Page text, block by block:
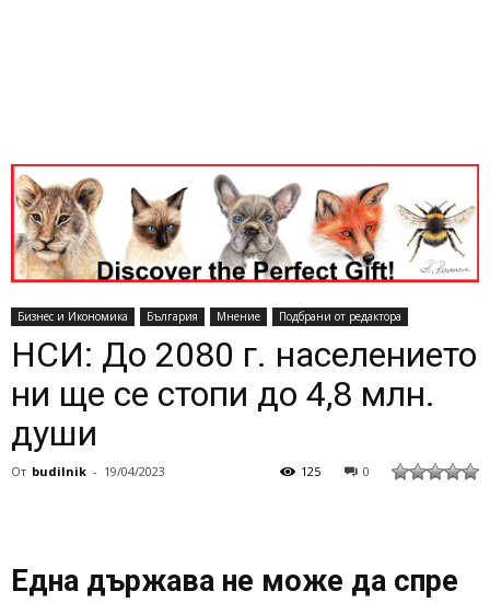
Бизнес и Икономика България Мнение Подбрани от редактора
НСИ: До 2080 г. населението
ни ще се стопи до 4,8 млн.
души
От budilnik - 19/04/2023 0
125
Една държава не може да спре